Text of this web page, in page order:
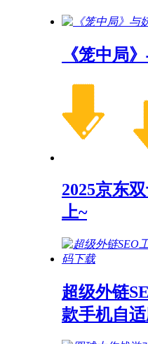
《笼中局
2025京东
上~
超级外链
款手机自